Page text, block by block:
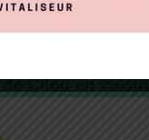
accompagnées
Cilou en